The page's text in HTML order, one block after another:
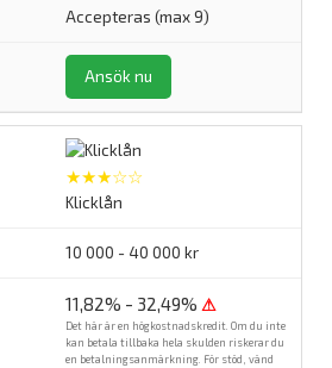
Accepteras (max 9)
Ansök nu
★★★☆☆
Klicklån
10 000 - 40 000 kr
11,82% - 32,49% ⚠
Det här är en högkostnadskredit. Om du inte
kan betala tillbaka hela skulden riskerar du
en betalningsanmärkning. För stöd, vänd